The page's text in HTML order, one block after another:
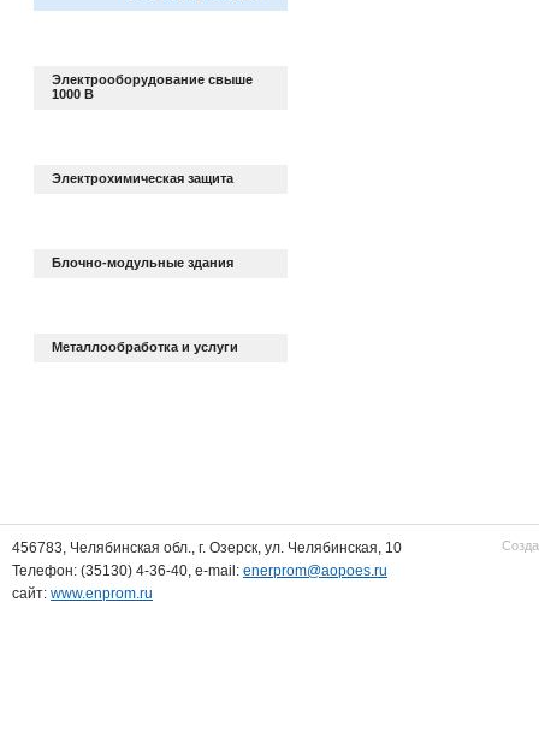
Электрооборудование свыше
1000 В
Электрохимическая защита
Блочно-модульные здания
Металлообработка и услуги
456783, Челябинская обл., г. Озерск, ул. Челябинская, 10
Телефон: (35130) 4-36-40, e-mail: enerprom@aopoes.ru
сайт: www.enprom.ru